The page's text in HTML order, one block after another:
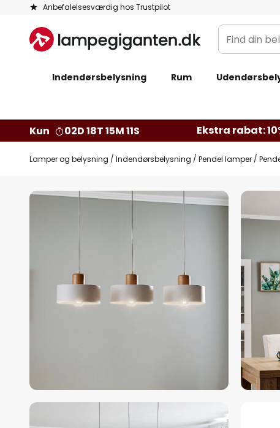
Anbefalelsesværdig hos Trustpilot
Skip
Content
Find
din
Indendørsbelysning Rum
Kun 02D 18T 15M 09S Ekstra rabat:
Lamper og belysning Indendørsbelysning Pendel lamper
Gå